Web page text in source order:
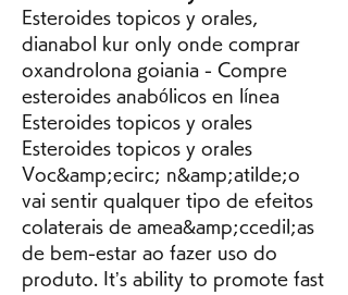
Esteroides topicos y orales,
dianabol kur only onde comprar
oxandrolona goiania - Compre
esteroides anabólicos en línea
Esteroides topicos y orales
Esteroides topicos y orales
Voc&amp;ecirc; n&amp;atilde;o
vai sentir qualquer tipo de efeitos
colaterais de amea&amp;ccedil;as
de bem-estar ao fazer uso do
produto. It’s ability to promote fast